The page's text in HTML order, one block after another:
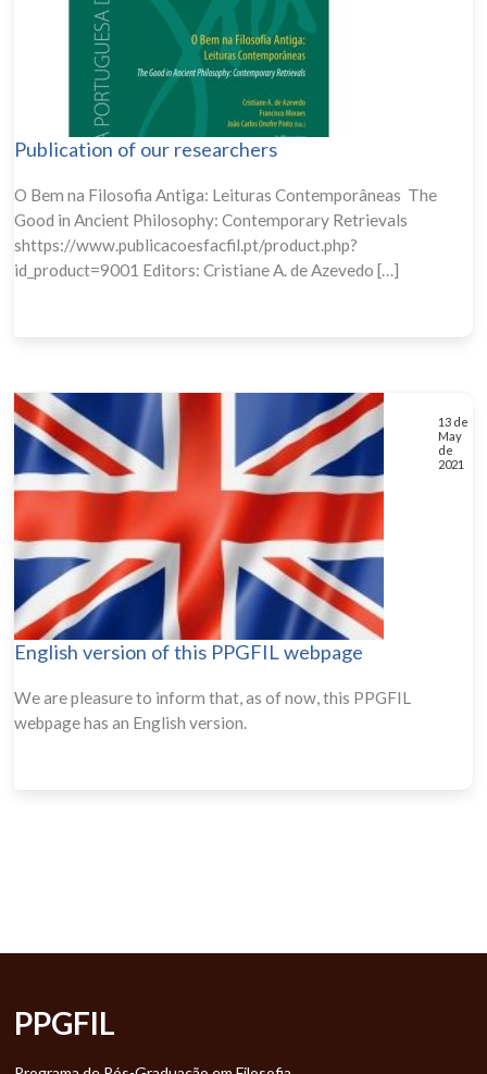
Publication of our researchers
O Bem na Filosofia Antiga: Leituras Contemporâneas The
Good in Ancient Philosophy: Contemporary Retrievals
shttps://www.publicacoesfacfil.pt/product.php?
id_product=9001 Editors: Cristiane A. de Azevedo […]
13 de
May
de
2021
English version of this PPGFIL webpage
We are pleasure to inform that, as of now, this PPGFIL
webpage has an English version.
PPGFIL